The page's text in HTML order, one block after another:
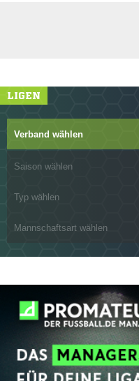
LIGEN
Verband wählen
Saison wählen
Typ wählen
Mannschaftsart wählen